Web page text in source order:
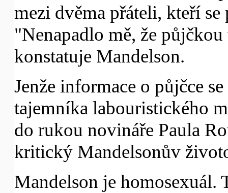
mezi dvěma přáteli, kteří
"Nenapadlo mě, že
konstatuje Mandelson.
Jenže informace o půjčce
tajemníka labouristického
do rukou novináře Paula
kritický Mandelsonův
Mandelson je homosexuál.